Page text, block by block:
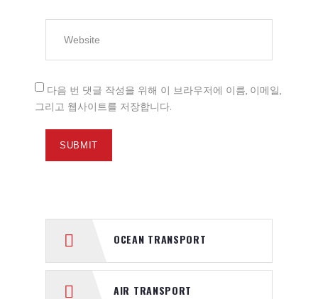
다음 번 댓글 작성을 위해 이 브라우저에 이름, 이메일,
그리고 웹사이트를 저장합니다.
OCEAN TRANSPORT
AIR TRANSPORT